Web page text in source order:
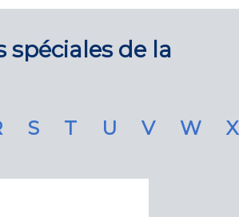
de la
S T U V W X